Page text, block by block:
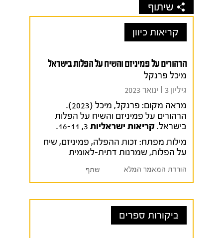
שיתוף
קריאות כיוון
הרהורים על פמיניזם והשיח על הפלות בישראל
מיכל פרנקל
גיליון 3 I ינואר 2023
מראה מקום:
פרנקל, מיכל (2023).
הרהורים על פמיניזם והשיח על הפלות
בישראל.קריאות ישראליות
מילות מפתח: זכות ההפלה, פמיניזם,שיח
על הפלות,שמרנות דתית-לאומית
הורדת המאמר המלא שתף
ביקורות ספרים